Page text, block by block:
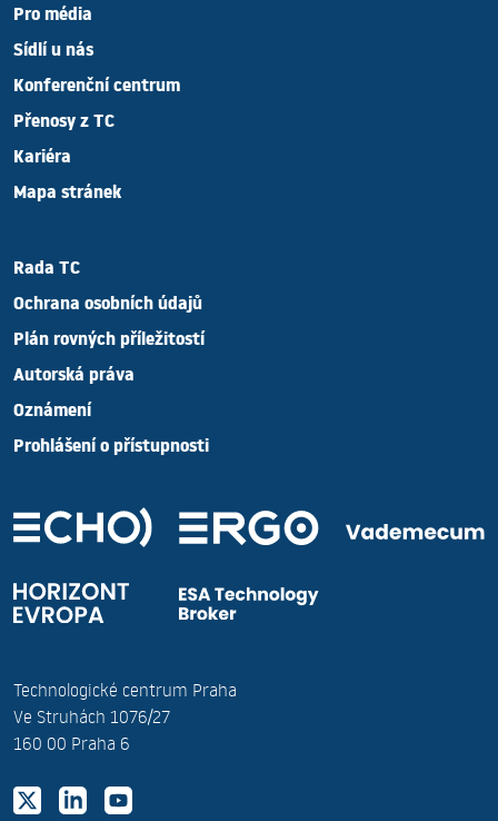
Pro média
Sídlí u nás
Konferenční centrum
Přenosy z TC
Kariéra
Mapa stránek
Rada TC
Ochrana osobních údajů
Plán rovných příležitostí
Autorská práva
Oznámení
Prohlášení o přístupnosti
Technologické centrum Praha
Ve Struhách 1076/27
160 00 Praha 6